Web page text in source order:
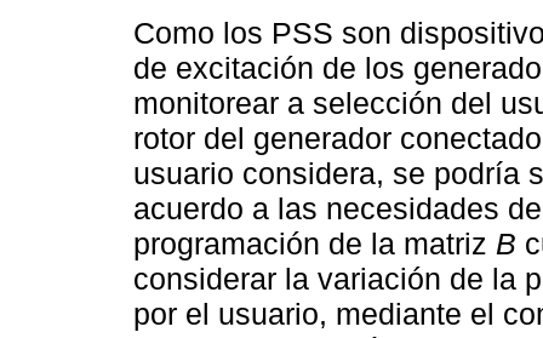
Como los PSS son
de excitación de los
monitorear a selección del
rotor del generador
usuario considera, se podría
acuerdo a las necesidades
programación de la matriz B
considerar la variación de la
por el usuario, mediante el